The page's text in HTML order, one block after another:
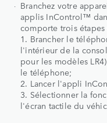
Branchez votre
applis InControl™
comporte trois étapes
1. Brancher le
l'intérieur de la
pour les modèles
le téléphone;
2. Lancer l'appli
3. Sélectionner la
l'écran tactile du